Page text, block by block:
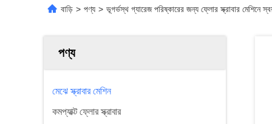
বাড়ি > পণ্য > ভূগর্ভস্থ গ্যারেজ পরিষ্কারের জন্য ফ্লোর স্ক্রাবার মেশিনে
পণ্য
মেঝে স্ক্রাবার মেশিন
কমপ্যাক্ট ফ্লোর স্ক্রাবার